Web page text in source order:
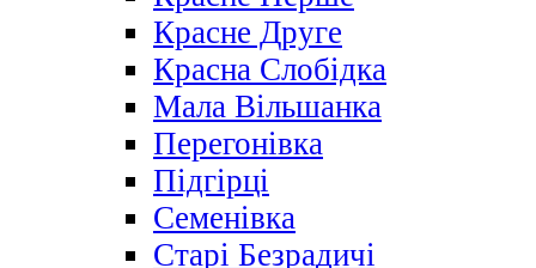
Красне Друге
Красна Слобідка
Мала Вільшанка
Перегонівка
Підгірці
Семенівка
Старі Безрадичі